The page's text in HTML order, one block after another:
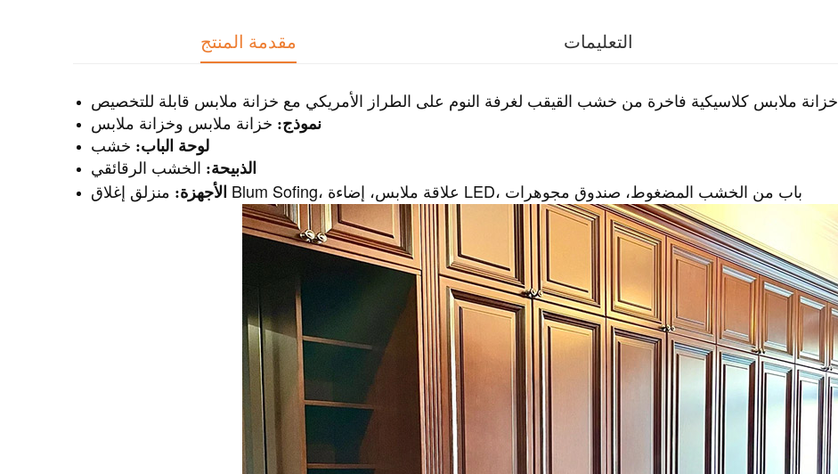
مقدمة المنتج التعليمات
خزانة ملابس كلاسيكية فاخرة من خشب القيقب لغرفة النوم على الطراز الأمريكي مع خزانة ملابس قابلة للتخصيص
نموذج: خزانة ملابس وخزانة ملابس
لوحة الباب: خشب
الذبيحة: الخشب الرقائقي
الأجهزة:
منزلق إغلاق Blum Sofing، علاقة ملابس، إضاءة LED، باب من الخشب المضغوط، صندوق مجوهرات